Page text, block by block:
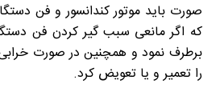
صورت باید موتور کندانسور و فن
که اگر مانعی سبب گیر کردن فن
برطرف نمود و همچنین در صورت خرابی
را تعمیر و یا تعویض کرد.